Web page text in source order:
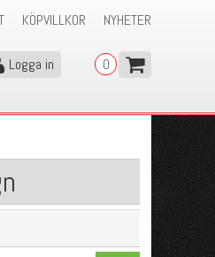
NYHETER
KÖPVILLKOR
0
Logga in